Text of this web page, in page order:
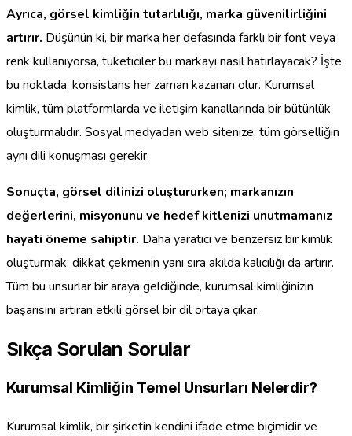
Ayrıca, görsel kimliğin tutarlılığı, marka güvenilirliğini
artırır. Düşünün ki, bir marka her defasında farklı bir font veya
renk kullanıyorsa, tüketiciler bu markayı nasıl hatırlayacak? İşte
bu noktada, konsistans her zaman kazanan olur. Kurumsal
kimlik, tüm platformlarda ve iletişim kanallarında bir bütünlük
oluşturmalıdır. Sosyal medyadan web sitenize, tüm görselliğin
aynı dili konuşması gerekir.
Sonuçta, görsel dilinizi oluştururken; markanızın
değerlerini, misyonunu ve hedef kitlenizi unutmamanız
hayati öneme sahiptir. Daha yaratıcı ve benzersiz bir kimlik
oluşturmak, dikkat çekmenin yanı sıra akılda kalıcılığı da artırır.
Tüm bu unsurlar bir araya geldiğinde, kurumsal kimliğinizin
başarısını artıran etkili görsel bir dil ortaya çıkar.
Sıkça Sorulan Sorular
Kurumsal Kimliğin Temel Unsurları Nelerdir?
Kurumsal kimlik, bir şirketin kendini ifade etme biçimidir ve